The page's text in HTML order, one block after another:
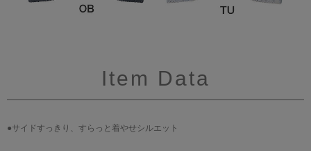
Item Data
●サイドすっきり、すらっと着やせシルエット